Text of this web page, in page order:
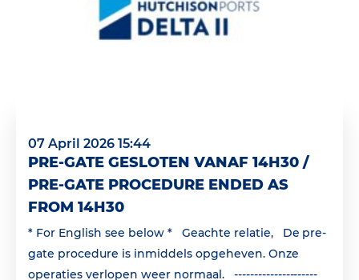
07 April 2026 15:44
PRE-GATE GESLOTEN VANAF 14H30 /
PRE-GATE PROCEDURE ENDED AS
FROM 14H30
* For English see below * Geachte relatie, De pre-
gate procedure is inmiddels opgeheven. Onze
operaties verlopen weer normaal. ---------------------